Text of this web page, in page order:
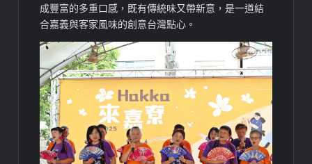
成豐富的多重口感，既有傳統味又帶新意，是一道結
合嘉義與客家風味的創意台灣點心。